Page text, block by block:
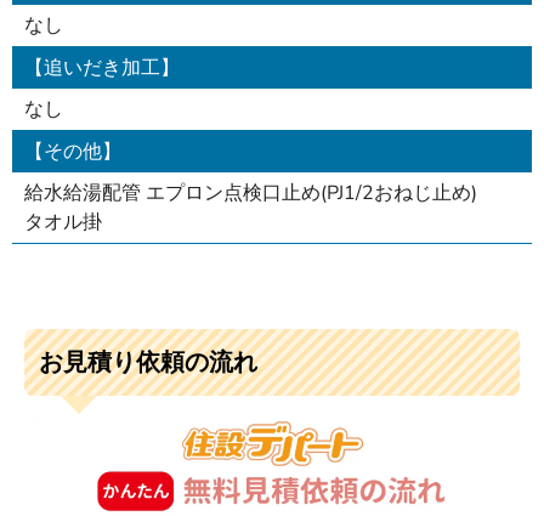
なし
【追いだき加工】
なし
【その他】
給水給湯配管 エプロン点検口止め(PJ1/2おねじ止め)
タオル掛
お見積り依頼の流れ